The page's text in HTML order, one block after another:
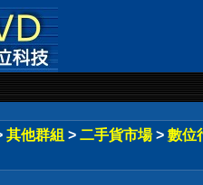
其他群組 > 二手貨市場 > 數位